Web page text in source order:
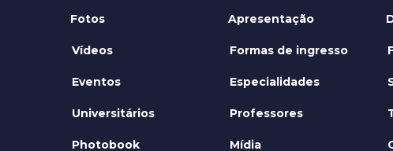
Fotos
Vídeos
Eventos
Universitários
Photobook
Apresentação
Formas de ingresso
Especialidades
Professores
Mídia